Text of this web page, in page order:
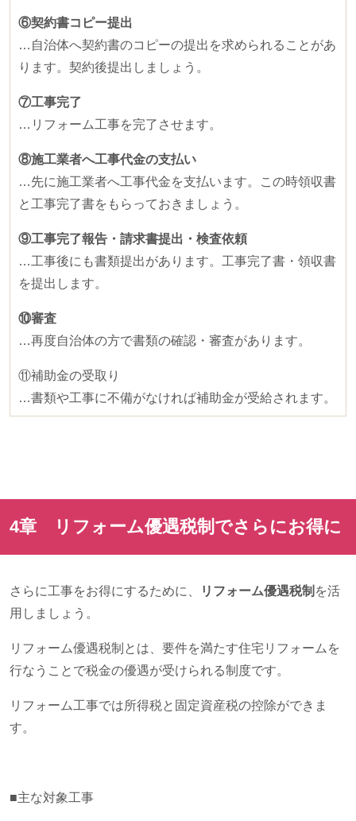
⑥契約書コピー提出
…自治体へ契約書のコピーの提出を求められることがあ
ります。契約後提出しましょう。
⑦工事完了
…リフォーム工事を完了させます。
⑧施工業者へ工事代金の支払い
…先に施工業者へ工事代金を支払います。この時領収書
と工事完了書をもらっておきましょう。
⑨工事完了報告・請求書提出・検査依頼
…工事後にも書類提出があります。工事完了書・領収書
を提出します。
⑩審査
…再度自治体の方で書類の確認・審査があります。
⑪補助金の受取り
…書類や工事に不備がなければ補助金が受給されます。
4章 リフォーム優遇税制でさらにお得に
さらに工事をお得にするために、 リフォーム優遇税制 を活
用しましょう。
リフォーム優遇税制とは、要件を満たす住宅リフォームを
行なうことで税金の優遇が受けられる制度です。
リフォーム工事では所得税と固定資産税の控除ができま
す。
■主な対象工事